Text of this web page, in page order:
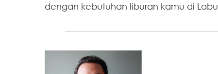
dengan kebutuhan liburan kamu di